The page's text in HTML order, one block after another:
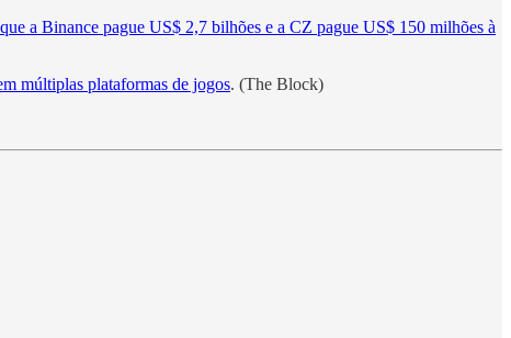
a Binance pague US$ 2,7 bilhões e a CZ pague US$ 150 milhões à
múltiplas plataformas de jogos. (The Block)